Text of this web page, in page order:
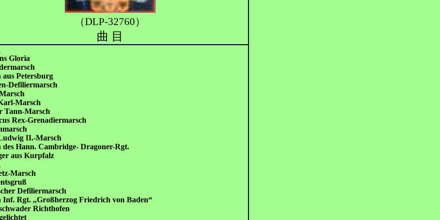
（DLP-32760）
曲 目
Gloria
aus Petersburg
Defiliermarsch
Marsch
Tann-Marsch
Rex-Grenadiermarsch
II.-Marsch
des Hann. Cambridge- Dragoner-Rgt.
aus Kurpfalz
Marsch
Defiliermarsch
Inf. Rgt. ,,Großherzog Friedrich von Baden“
Richthofen